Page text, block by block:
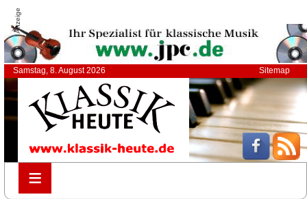
Anzeige
Samstag, 8. August 2026 Sitemap
≡
≡